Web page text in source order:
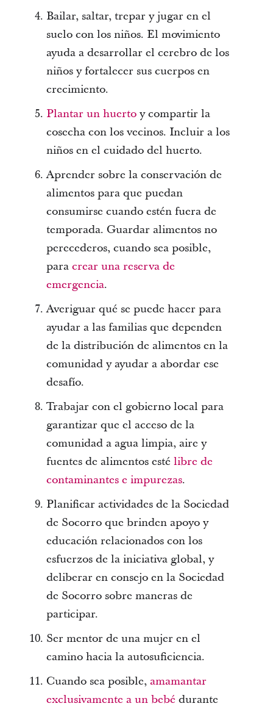
Bailar, saltar, trepar y jugar en el
suelo con los niños. El movimiento
ayuda a desarrollar el cerebro de los
niños y fortalecer sus cuerpos en
crecimiento.
Plantar un huertoy compartir la
cosecha con los vecinos. Incluir a los
niños en el cuidado del huerto.
Aprender sobre la conservación de
alimentos para que puedan
consumirse cuando estén fuera de
temporada. Guardar alimentos no
perecederos, cuando sea posible,
para crear una reserva de
emergencia.
Averiguar qué se puede hacer para
ayudar a las familias que dependen
de la distribución de alimentos en la
comunidad y ayudar a abordar ese
desafío.
Trabajar con el gobierno local para
garantizar que el acceso de la
comunidad a agua limpia, aire y
fuentes de alimentos esté libre de
contaminantes e impurezas.
Planificar actividades de la Sociedad
de Socorro que brinden apoyo y
educación relacionados con los
esfuerzos de la iniciativa global, y
deliberar en consejo en la Sociedad
de Socorro sobre maneras de
participar.
Ser mentor de una mujer en el
camino hacia la autosuficiencia.
Cuando sea posible, amamantar
exclusivamente a un bebé durante